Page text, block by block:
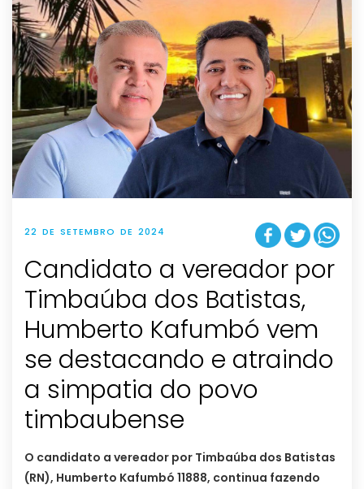
22 DE SETEMBRO DE 2024
Candidato a vereador por
Timbaúba dos Batistas,
Humberto Kafumbó vem
se destacando e atraindo
a simpatia do povo
timbaubense
O candidato a vereador por Timbaúba dos Batistas
(RN), Humberto Kafumbó 11888, continua fazendo